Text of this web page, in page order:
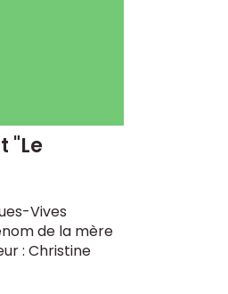
"Le
Vives
de la mère
: Christine